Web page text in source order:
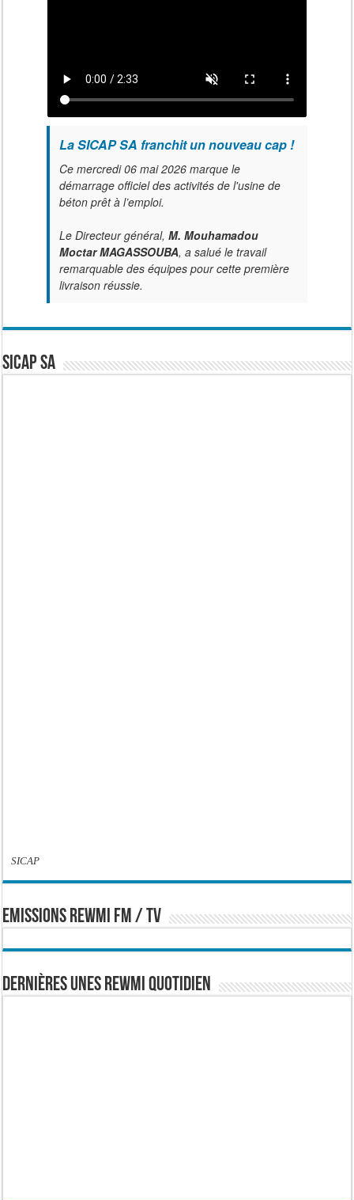
La SICAP SA franchit un nouveau cap !
Ce mercredi 06 mai 2026 marque le
démarrage officiel des activités de l'usine de
béton prêt à l’emploi.
Le Directeur général, M. Mouhamadou
Moctar MAGASSOUBA, a salué le travail
remarquable des équipes pour cette première
livraison réussie.
SICAP SA
SICAP
EMISSIONS REWMI FM / TV
Dernières Unes Rewmi Quotidien